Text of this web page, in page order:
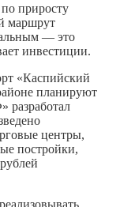
приросту
маршрут
— это
инвестиции.
«Каспийский
планируют
разработал
центры,
постройки,